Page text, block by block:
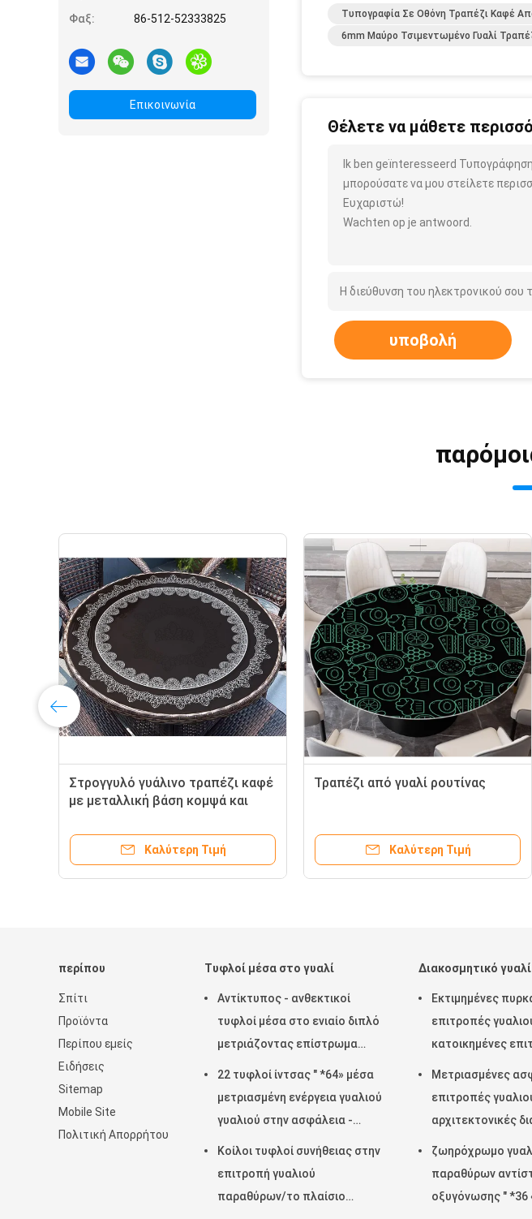
Φαξ:
86-512-52333825
Επικοινωνία
Τυπογραφία Σε Οθόνη Τραπέζι Καφέ
6mm Μαύρο Τσιμεντωμένο Γυαλί
Θέλετε να μάθετε
Ik ben geïnteresseerd
μπορούσατε να μου στείλετε
Ευχαριστώ!
Wachten op je antwoord.
υποβολή
Στρογγυλό γυάλινο τραπέζι καφέ
με μεταλλική βάση κομψά και
Καλύτερη Τιμή
Τραπέζι από γυαλί ρουτίνας
Καλύτερη Τιμή
περίπου
Σπίτι
Προϊόντα
Περίπου εμείς
Ειδήσεις
Sitemap
Mobile Site
Πολιτική Απορρήτου
Τυφλοί μέσα στο γυαλί
Αντίκτυπος - ανθεκτικοί
τυφλοί μέσα στο ενιαίο διπλό
μετριάζοντας επίστρωμα
22 τυφλοί ίντσας " *64» μέσα
μετριασμένη ενέργεια γυαλιού
γυαλιού στην ασφάλεια -
αποταμίευση
Κοίλοι τυφλοί συνήθειας στην
επιτροπή γυαλιού
παραθύρων/το πλαίσιο
Διακοσμητικό
Εκτιμημένες
επιτροπές
κατοικημένες
γυαλιού σπιτιών
Μετριασμένες
επιτροπές
αρχιτεκτονικές
επιτροπές
ζωηρόχρωμο
παραθύρων
οξυγόνωσης " *36